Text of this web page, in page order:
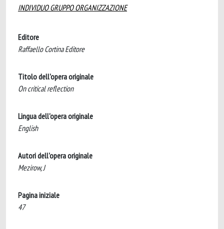
INDIVIDUO GRUPPO ORGANIZZAZIONE
Editore
Raffaello Cortina Editore
Titolo dell'opera originale
On critical reflection
Lingua dell'opera originale
English
Autori dell'opera originale
Mezirow, J
Pagina iniziale
47